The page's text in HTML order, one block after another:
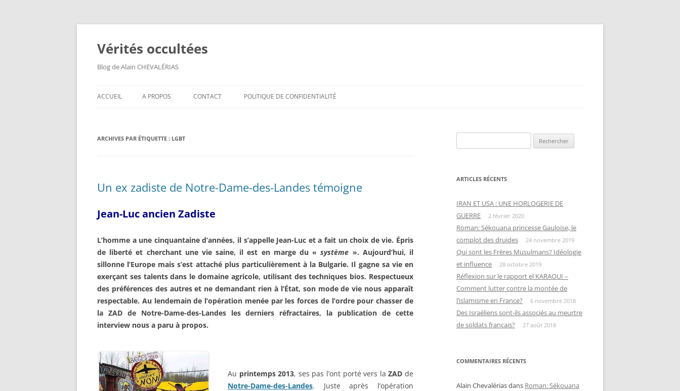
Aller
contenu
Vérités occultées
Blog de Alain CHEVALÉRIAS
ACCUEIL A PROPOS CONTACT POLITIQUE DE CONFIDENTIALITÉ
ARCHIVES PAR ÉTIQUETTE : LGBT
Un ex zadiste de Notre-Dame-des-Landes témoigne
Jean-Luc ancien Zadiste
L’homme a une cinquantaine d’années, il s’appelle Jean-Luc et a fait un choix devie. Épris
de liberté et cherchant une vie saine, il est en marge du «système ». Aujourd’hui, il
sillonne l’Europe mais s’est attaché plus particulièrement à la Bulgarie. Il gagne sa vie en
exerçant ses talents dans le domaine agricole, utilisant des techniques bios. Respectueux
des préférences des autres et ne demandant rien à l’État, son mode de vie nous apparaît
respectable. Au lendemain de l’opération menée par les forces de l’ordre pour chasser de
la ZAD de Notre-Dame-des-Landes les derniers réfractaires, la publication de cette
interview nous a paru à propos.
Au printemps 2013, ses pas l’ont porté vers laZAD de
Notre-Dame-des-Landes. Juste après l’opération
ARTICLES RÉCENTS
IRAN ET USA : UNE HORLOGERIE DE
GUERRE
2 février 2020
Roman: Sékouana princesse Gauloise, le
complot des druides
24 novembre 2019
Qui sont les Frères Musulmans? Idéologie
et influence
28 octobre 2019
Réflexion sur le rapport el KARAOUI –
Comment lutter contre la montée de
l’islamisme en France?
6 novembre 2018
Des Israéliens sont-ils associés au meurtre
de soldats français?
27 août 2018
COMMENTAIRES RÉCENTS
Alain Chevalériasdans Roman: Sékouana